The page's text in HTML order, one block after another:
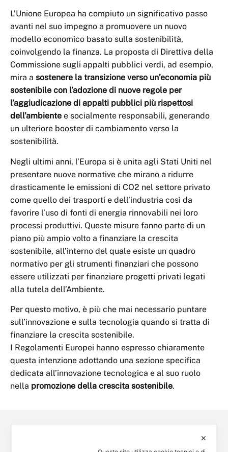
L’Unione Europea ha compiuto un significativo passo
avanti nel suo impegno a promuovere un nuovo
modello economico basato sulla sostenibilità,
coinvolgendo la finanza. La proposta di Direttiva della
Commissione sugli appalti pubblici verdi, ad esempio,
mira a sostenere la transizione verso un’economia più
sostenibile con l’adozione di nuove regole per
l’aggiudicazione di appalti pubblici più rispettosi
dell’ambiente e socialmente responsabili, generando
un ulteriore booster di cambiamento verso la
sostenibilità.
Negli ultimi anni, l’Europa si è unita agli Stati Uniti nel
presentare nuove normative che mirano a ridurre
drasticamente le emissioni di CO2 nel settore privato
come quello dei trasporti e dell’industria così da
favorire l’uso di fonti di energia rinnovabili nei loro
processi produttivi. Queste misure fanno parte di un
piano più ampio volto a finanziare la crescita
sostenibile, all’interno del quale esiste un quadro
normativo per gli strumenti finanziari che possono
essere utilizzati per finanziare progetti privati legati
alla tutela dell’Ambiente.
Per questo motivo, è più che mai necessario puntare
sull’innovazione e sulla tecnologia quando si tratta di
finanziare la crescita sostenibile.
I Regolamenti Europei hanno espresso chiaramente
questa intenzione adottando una sezione specifica
dedicata all’innovazione tecnologica e al suo ruolo
nella promozione della crescita sostenibile.
✕